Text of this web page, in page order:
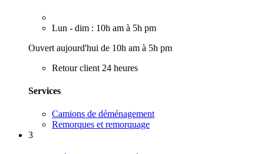
Lun - dim : 10h am à 5h pm
Ouvert aujourd'hui de 10h am à 5h pm
Retour client 24 heures
Services
Camions de déménagement
Remorques et remorquage
3